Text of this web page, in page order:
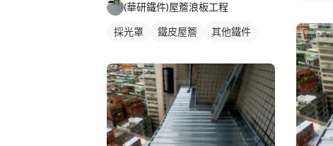
(華研鐵件)屋簷浪板工程
採光罩 鐵皮屋簷 其他鐵件